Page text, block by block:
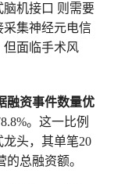
机接口 则需要
集神经元电信
但面临手术风
融资事件数量优
。这一比例
头，其单笔20
总融资额。